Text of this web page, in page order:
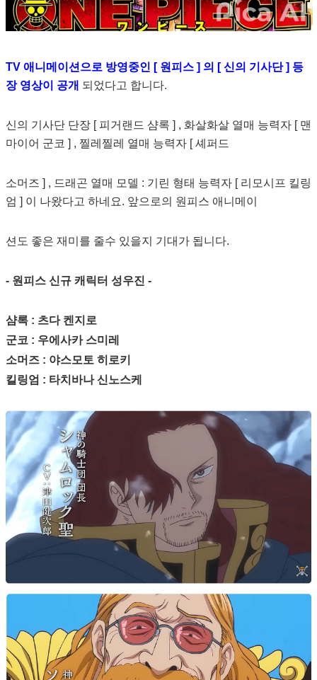
TV 애니메이션으로 방영중인 [ 원피스 ] 의 [ 신의 기사단 ] 등
장 영상이 공개 되었다고 합니다.
신의 기사단 단장 [ 피거랜드 샴록 ] , 화살화살 열매 능력자 [ 맨
마이어 군코 ] , 찔레찔레 열매 능력자 [ 셰퍼드
소머즈 ] , 드래곤 열매 모델 : 기린 형태 능력자 [ 리모시프 킬링
엄 ] 이 나왔다고 하네요. 앞으로의 원피스 애니메이
션도 좋은 재미를 줄수 있을지 기대가 됩니다.
- 원피스 신규 캐릭터 성우진 -
샴록 : 츠다 켄지로
군코 : 우에사카 스미레
소머즈 : 야스모토 히로키
킬링엄 : 타치바나 신노스케